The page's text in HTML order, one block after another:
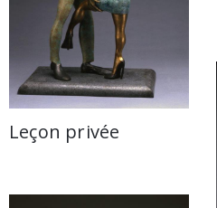
Leçon privée